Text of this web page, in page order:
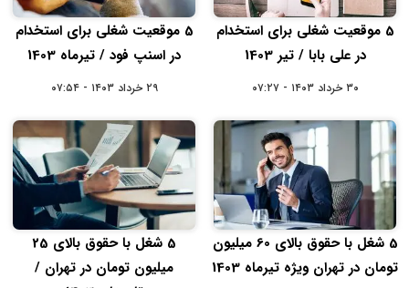
5 موقعیت شغلی برای استخدام
در علی بابا / تیر 1403
۳۰ خرداد ۱۴۰۳ - ۰۷:۲۷
5 موقعیت شغلی برای استخدام
در اسنپ فود / تیرماه 1403
۲۹ خرداد ۱۴۰۳ - ۰۷:۵۴
5 شغل با حقوق بالای 60 میلیون
تومان در تهران ویژه تیرماه 1403
5 شغل با حقوق بالای 25
میلیون تومان در تهران /